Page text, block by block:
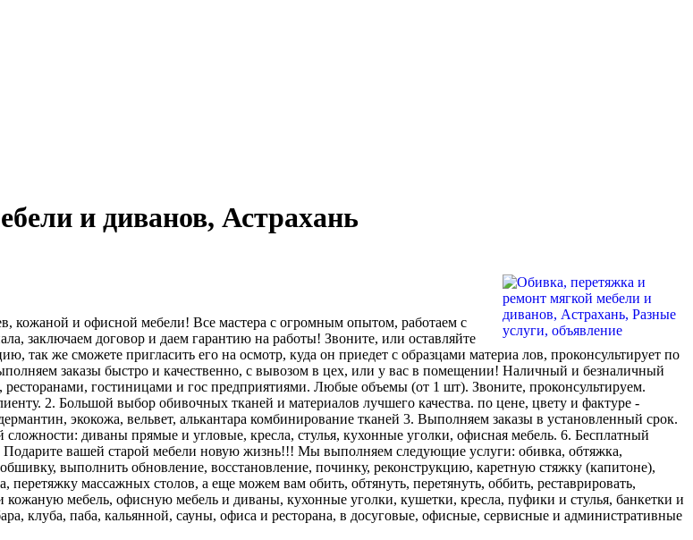
и диванов, Астрахань
кожаной и офисной мебели! Все мастера с огромным опытом, работаем с
заключаем договор и даем гарантию на работы! Звоните, или оставляйте
так же сможете пригласить его на осмотр, куда он приедет с образцами материа лов, проконсультирует по
заказы быстро и качественно, с вывозом в цех, или у вас в помещении! Наличный и безналичный
гостиницами и гос предприятиями. Любые объемы (от 1 шт). Звоните, проконсультируем.
2. Большой выбор обивочных тканей и материалов лучшего качества. по цене, цвету и фактуре -
экокожа, вельвет, алькантара комбинирование тканей 3. Выполняем заказы в установленный срок.
диваны прямые и угловые, кресла, стулья, кухонные уголки, офисная мебель. 6. Бесплатный
Подарите вашей старой мебели новую жизнь!!! Мы выполняем следующие услуги: обивка, обтяжка,
выполнить обновление, восстановление, починку, реконструкцию, каретную стяжку (капитоне),
массажных столов, а еще можем вам обить, обтянуть, перетянуть, оббить, реставрировать,
кожаную мебель, офисную мебель и диваны, кухонные уголки, кушетки, кресла, пуфики и стулья, банкетки и
клуба, паба, кальянной, сауны, офиса и ресторана, в досуговые, офисные, сервисные и административные